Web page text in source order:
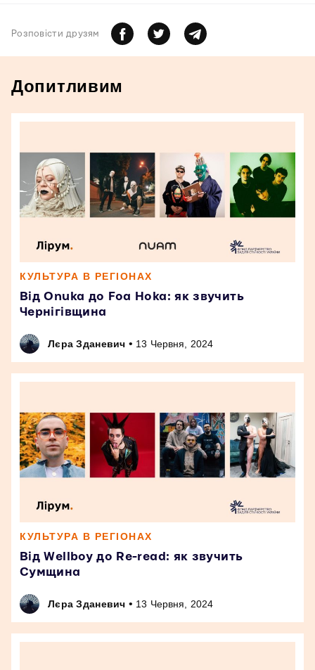
Розповiсти друзям
Допитливим
КУЛЬТУРА В РЕГІОНАХ
Від Onuka до Foa Hoka: як звучить
Чернігівщина
Лєра Зданевич • 13 Червня, 2024
КУЛЬТУРА В РЕГІОНАХ
Від Wellboy до Re-read: як звучить
Сумщина
Лєра Зданевич • 13 Червня, 2024